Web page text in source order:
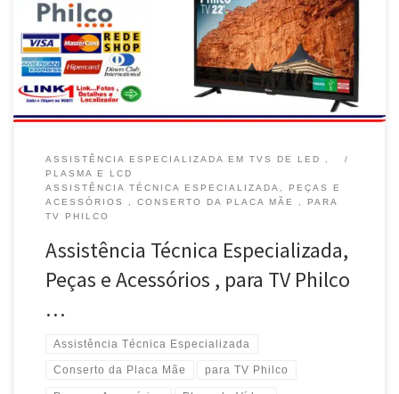
Eletrônica , Busca e Entrega – Guará / DF Manutenção , Peças e
Acessórios para TV Smart Philco – Sudoeste / Brasília / DF TV
Smart Philco […]
ASSISTÊNCIA ESPECIALIZADA EM TVS DE LED ,
PLASMA E LCD
ASSISTÊNCIA TÉCNICA ESPECIALIZADA, PEÇAS E
ACESSÓRIOS , CONSERTO DA PLACA MÃE , PARA
TV PHILCO
Assistência Técnica Especializada,
Peças e Acessórios , para TV Philco
…
Assistência Técnica Especializada
Conserto da Placa Mãe para TV Philco